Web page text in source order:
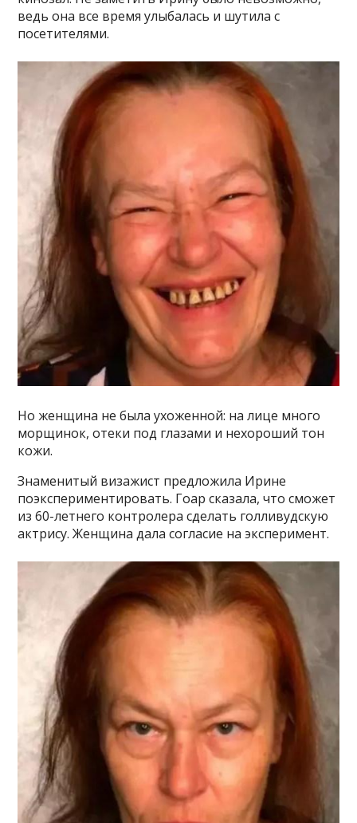
ведь она все время улыбалась и шутила с
посетителями.
Но женщина не была ухоженной: на лице много
морщинок, отеки под глазами и нехороший тон
кожи.
Знаменитый визажист предложила Ирине
поэкспериментировать. Гоар сказала, что сможет
из 60-летнего контролера сделать голливудскую
актрису. Женщина дала согласие на эксперимент.